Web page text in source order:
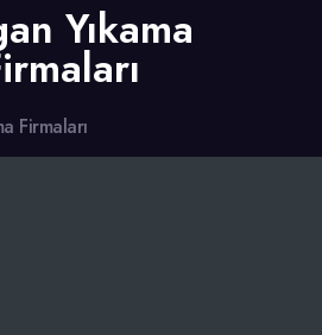
Yıkama
Firmaları